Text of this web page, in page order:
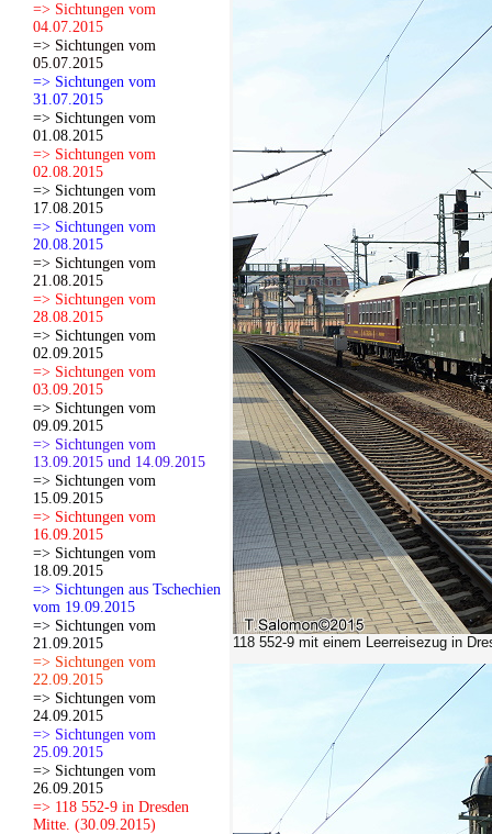
=> Sichtungen vom
04.07.2015
=> Sichtungen vom
05.07.2015
=> Sichtungen vom
31.07.2015
=> Sichtungen vom
01.08.2015
=> Sichtungen vom
02.08.2015
=> Sichtungen vom
17.08.2015
=> Sichtungen vom
20.08.2015
=> Sichtungen vom
21.08.2015
=> Sichtungen vom
28.08.2015
=> Sichtungen vom
02.09.2015
=> Sichtungen vom
03.09.2015
=> Sichtungen vom
09.09.2015
=> Sichtungen vom
13.09.2015 und 14.09.2015
=> Sichtungen vom
15.09.2015
=> Sichtungen vom
16.09.2015
=> Sichtungen vom
18.09.2015
=> Sichtungen aus Tschechien
vom 19.09.2015
=> Sichtungen vom
21.09.2015
=> Sichtungen vom
22.09.2015
=> Sichtungen vom
24.09.2015
=> Sichtungen vom
25.09.2015
=> Sichtungen vom
26.09.2015
=> 118 552-9 in Dresden
Mitte. (30.09.2015)
118 552-9 mit einem Leerreisezug in